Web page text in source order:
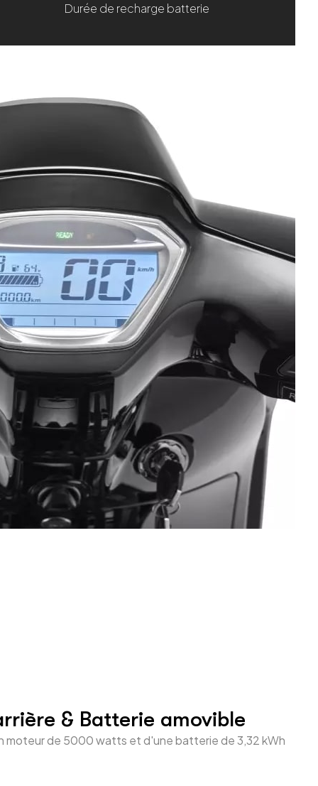
Durée de recharge batterie
& Batterie amovible
moteur de 5000 watts et d'une batterie de 3,32 kWh